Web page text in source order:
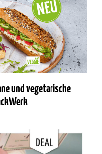
und vegetarische